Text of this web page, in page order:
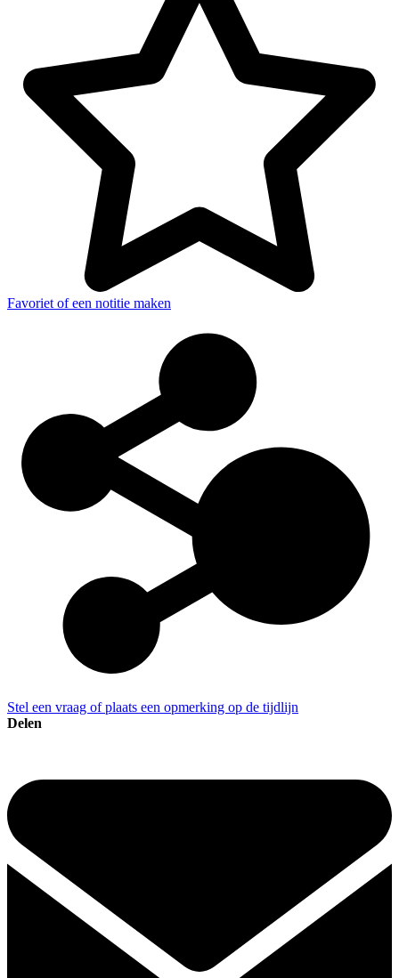
Favoriet of een notitie maken
Stel een vraag of plaats een opmerking op de tijdlijn
Delen